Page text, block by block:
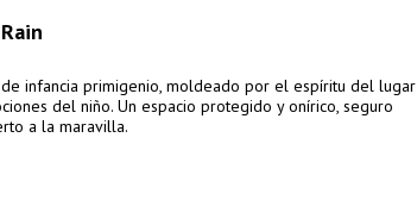
infancia primigenio, moldeado por el espíritu del lugar
del niño. Un espacio protegido y onírico, seguro
a la maravilla.